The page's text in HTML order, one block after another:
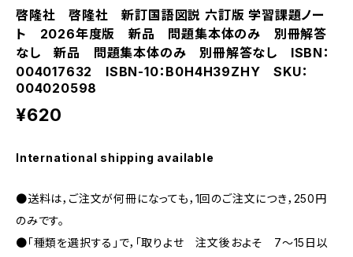
啓隆社 啓隆社 新訂国語図説 六訂版 学習課題ノー
ト 2026年度版 新品 問題集本体のみ 別冊解答
なし 新品 問題集本体のみ 別冊解答なし ISBN：
004017632 ISBN-10：B0H4H39ZHY SKU：
004020598
¥620
International shipping available
●送料は，ご注文が何冊になっても，1回のご注文につき，250円
のみです。
●「種類を選択する」で，「取りよせ 注文後およそ 7〜15日以